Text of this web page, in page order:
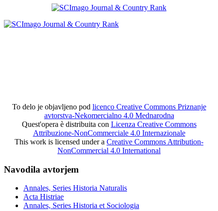
To delo je objavljeno pod licenco Creative Commons Priznanje
avtorstva-Nekomercialno 4.0 Mednarodna
Quest'opera è distribuita con Licenza Creative Commons
Attribuzione-NonCommerciale 4.0 Internazionale
This work is licensed under a Creative Commons Attribution-
NonCommercial 4.0 International
Navodila avtorjem
Annales, Series Historia Naturalis
Acta Histriae
Annales, Series Historia et Sociologia